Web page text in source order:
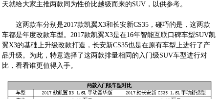
天就给大家主推两款同为性价比越级而来的SUV，以供参考。
这两款车分别是2017款凯翼X3和长安新CS35，碰巧的是，这两款
车都是年度改款车型。2017款凯翼X3是在16年智能互联口碑车型SUV凯
翼X3的基础上升级改款打造，长安新CS35也是在原有车型上进行了产
品升级。为此，特意选择了这两款排量相同的入门级SUV车型进行对
比，看看谁更值得入手。